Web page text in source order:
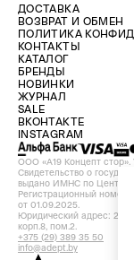
ООО «А19 Концепт стор».
Свидетельство о
выдано ИМНС по
Регистрационный номер
от 01.09.2025.
Юридический адрес:
корп.8, пом.2.
+375 (29) 389 35 50
info@adept.by
ДОСТАВКА
ВОЗВРАТ И ОБМЕН
ПОЛИТИКА
КОНТАКТЫ
ВКОНТАКТЕ
INSTAGRAM
КАТАЛОГ
БРЕНДЫ
НОВИНКИ
ЖУРНАЛ
SALE